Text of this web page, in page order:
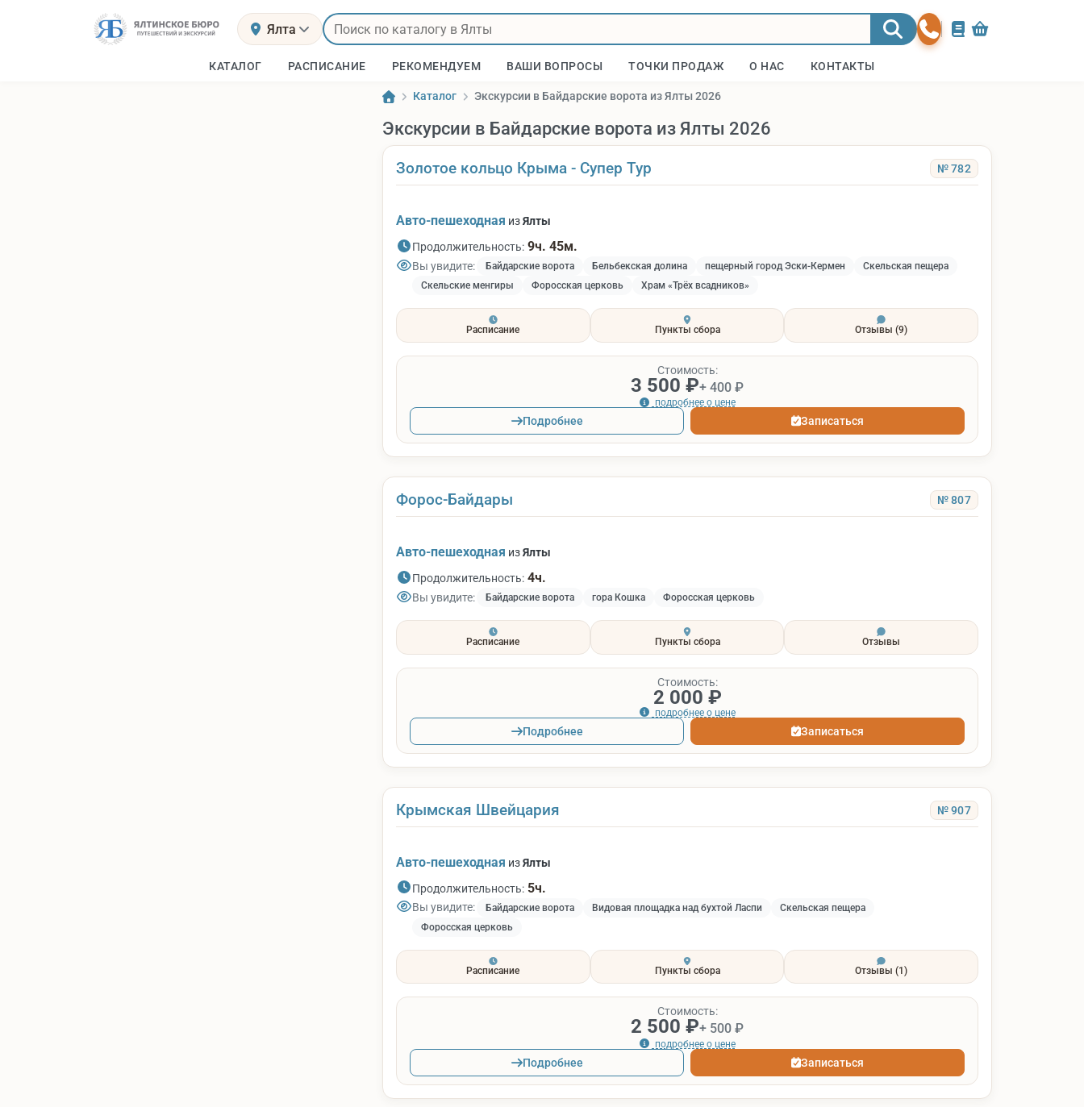
Ялта
КАТАЛОГ РАСПИСАНИЕ РЕКОМЕНДУЕМ ВАШИ ВОПРОСЫ ТОЧКИ ПРОДАЖ О НАС КОНТАКТЫ
Каталог Экскурсии в Байдарские ворота из Ялты 2026
Экскурсии в Байдарские ворота из Ялты 2026
Золотое кольцо Крыма - Супер Тур № 782
Авто-пешеходная изЯлты
Продолжительность: 9ч. 45м.
Вы увидите: Байдарские ворота Бельбекская долина пещерный город Эски-Кермен
Скельская пещера
Скельские менгиры
Форосская церковь Храм «Трёх всадников»
Расписание Пункты сбора Отзывы(9)
Стоимость:
3 500 ₽+ 400 ₽
подробнее о цене
Подробнее Записаться
Форос-Байдары № 807
Авто-пешеходная изЯлты
Продолжительность: 4ч.
Вы увидите: Байдарские ворота гора Кошка Форосская церковь
Расписание Пункты сбора Отзывы
Стоимость:
2 000 ₽
подробнее о цене
Подробнее Записаться
Крымская Швейцария № 907
Авто-пешеходная изЯлты
Продолжительность: 5ч.
Вы увидите: Байдарские ворота Видовая площадка над бухтой Ласпи
Скельская пещера
Форосская церковь
Расписание Пункты сбора Отзывы(1)
Стоимость:
2 500 ₽+ 500 ₽
подробнее о цене
Подробнее Записаться